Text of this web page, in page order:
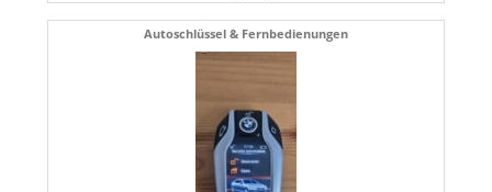
Autoschlüssel & Fernbedienungen